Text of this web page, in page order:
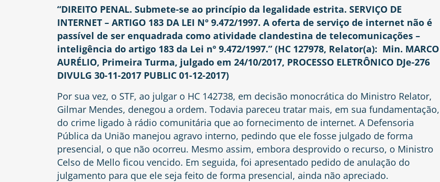
“DIREITO PENAL. Submete-se ao princípio da legalidade estrita. SERVIÇO DE
INTERNET – ARTIGO 183 DA LEI Nº 9.472/1997. A oferta de serviço de internet não é
passível de ser enquadrada como atividade clandestina de telecomunicações –
inteligência do artigo 183 da Lei nº 9.472/1997.” (HC 127978, Relator(a): Min. MARCO
AURÉLIO, Primeira Turma, julgado em 24/10/2017, PROCESSO ELETRÔNICO DJe-276
DIVULG 30-11-2017 PUBLIC 01-12-2017)
Por sua vez, o STF, ao julgar o HC 142738, em decisão monocrática do Ministro Relator,
Gilmar Mendes, denegou a ordem. Todavia pareceu tratar mais, em sua fundamentação,
do crime ligado à rádio comunitária que ao fornecimento de internet. A Defensoria
Pública da União manejou agravo interno, pedindo que ele fosse julgado de forma
presencial, o que não ocorreu. Mesmo assim, embora desprovido o recurso, o Ministro
Celso de Mello ficou vencido. Em seguida, foi apresentado pedido de anulação do
julgamento para que ele seja feito de forma presencial, ainda não apreciado.